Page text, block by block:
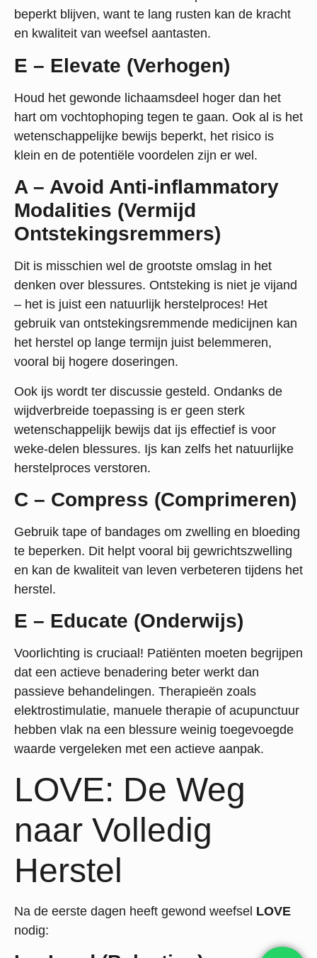
beperkt blijven, want te lang rusten kan de kracht
en kwaliteit van weefsel aantasten.
E – Elevate (Verhogen)
Houd het gewonde lichaamsdeel hoger dan het
hart om vochtophoping tegen te gaan. Ook al is het
wetenschappelijke bewijs beperkt, het risico is
klein en de potentiële voordelen zijn er wel.
A – Avoid Anti-inflammatory
Modalities (Vermijd
Ontstekingsremmers)
Dit is misschien wel de grootste omslag in het
denken over blessures. Ontsteking is niet je vijand
– het is juist een natuurlijk herstelproces! Het
gebruik van ontstekingsremmende medicijnen kan
het herstel op lange termijn juist belemmeren,
vooral bij hogere doseringen.
Ook ijs wordt ter discussie gesteld. Ondanks de
wijdverbreide toepassing is er geen sterk
wetenschappelijk bewijs dat ijs effectief is voor
weke-delen blessures. Ijs kan zelfs het natuurlijke
herstelproces verstoren.
C – Compress (Comprimeren)
Gebruik tape of bandages om zwelling en bloeding
te beperken. Dit helpt vooral bij gewrichtszwelling
en kan de kwaliteit van leven verbeteren tijdens het
herstel.
E – Educate (Onderwijs)
Voorlichting is cruciaal! Patiënten moeten begrijpen
dat een actieve benadering beter werkt dan
passieve behandelingen. Therapieën zoals
elektrostimulatie, manuele therapie of acupunctuur
hebben vlak na een blessure weinig toegevoegde
waarde vergeleken met een actieve aanpak.
LOVE: De Weg
naar Volledig
Herstel
Na de eerste dagen heeft gewond weefsel LOVE
nodig: